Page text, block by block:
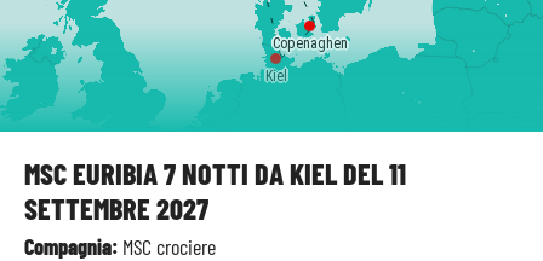
MSC EURIBIA 7 NOTTI DA KIEL DEL 11
SETTEMBRE 2027
Compagnia: MSC crociere
Kiel
Copenaghen